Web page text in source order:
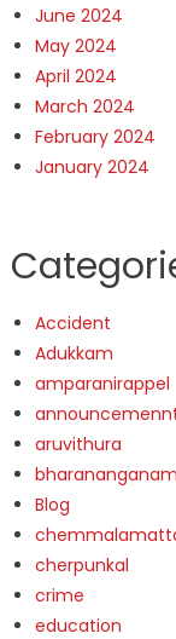
June 2024
May 2024
April 2024
March 2024
February 2024
January 2024
Accident
Adukkam
amparanirappel
aruvithura
bharananganam
Blog
cherpunkal
crime
education